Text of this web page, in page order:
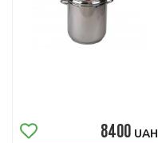
8400 UAH